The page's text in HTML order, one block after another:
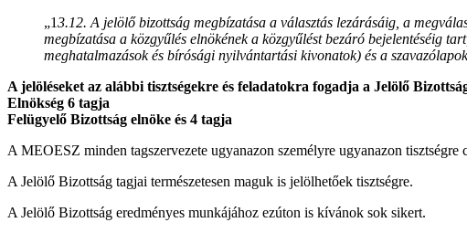
„13.12. A jelölő bizottság megbízatása a választás lezárásáig, a
megbízatása a közgyűlés elnökének a közgyűlést bezáró bejelentéséig
meghatalmazások és bírósági nyilvántartási kivonatok) és a
A jelöléseket az alábbi tisztségekre és feladatokra fogadja a Jelölő
Elnökség 6 tagja
Felügyelő Bizottság elnöke és 4 tagja
A MEOESZ minden tagszervezete ugyanazon személyre ugyanazon tisztségre
A Jelölő Bizottság tagjai természetesen maguk is jelölhetőek tisztségre.
A Jelölő Bizottság eredményes munkájához ezúton is kívánok sok sikert.